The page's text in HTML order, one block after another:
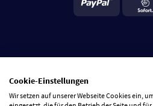
Cookie-Einstellungen
Wir setzen auf unserer Webseite Cookies ein,